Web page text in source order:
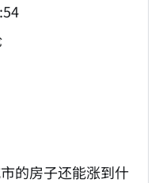
的房子还能涨到什